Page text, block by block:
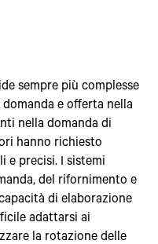
sempre più complesse
e offerta nella
nella domanda di
hanno richiesto
e precisi. I sistemi
del rifornimento e
di elaborazione
adattarsi ai
la rotazione delle